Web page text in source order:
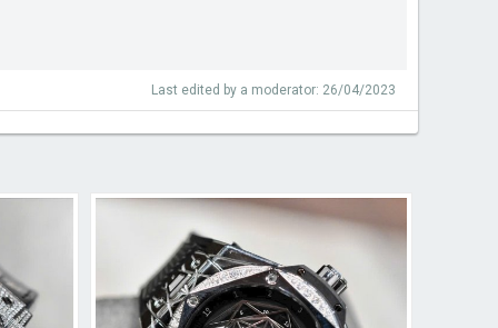
Last edited by a moderator: 26/04/2023